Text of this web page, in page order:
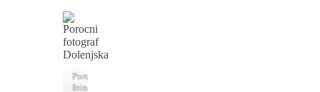
Poročni
fotograf,